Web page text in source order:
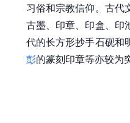
习俗和宗教信仰。古代
古墨、印章、印盒、印
代的长方形抄手石砚和
彭的篆刻印章等亦较为